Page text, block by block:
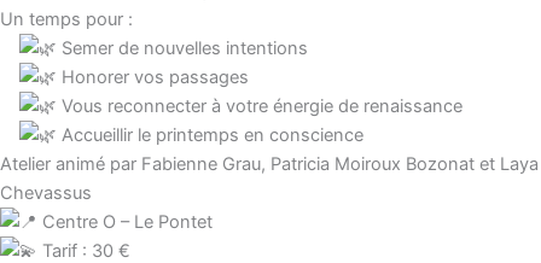
Un temps pour :
Semer de nouvelles intentions
Honorer vos passages
Vous reconnecter à votre énergie de renaissance
Accueillir le printemps en conscience
Atelier animé par Fabienne Grau, Patricia Moiroux Bozonat et Laya
Chevassus
Centre O – Le Pontet
Tarif : 30 €